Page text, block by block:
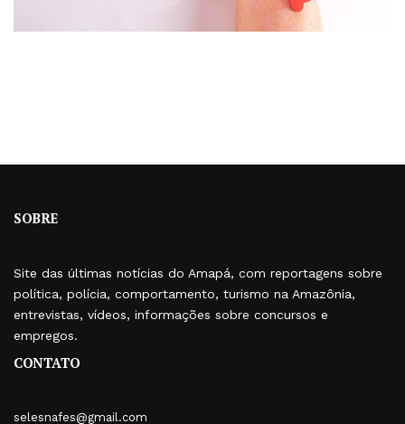
SOBRE
Site das últimas notícias do Amapá, com reportagens sobre
política, polícia, comportamento, turismo na Amazônia,
entrevistas, vídeos, informações sobre concursos e
empregos.
CONTATO
selesnafes@gmail.com